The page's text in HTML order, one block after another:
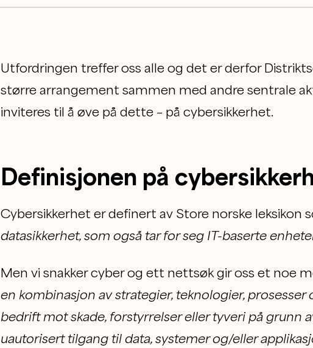
Utfordringen treffer oss alle og det er derfor
større arrangement sammen med andre sentrale
inviteres til å øve på dette – på cybersikkerhet.
Definisjonen på
Cybersikkerhet er definert av Store norske leksikon
datasikkerhet, som også tar for seg IT-baserte
Men vi snakker cyber og ett nettsøk gir oss et noe
en kombinasjon av strategier, teknologier,
bedrift mot skade, forstyrrelser eller tyveri på grunn
uautorisert tilgang til data, systemer og/eller